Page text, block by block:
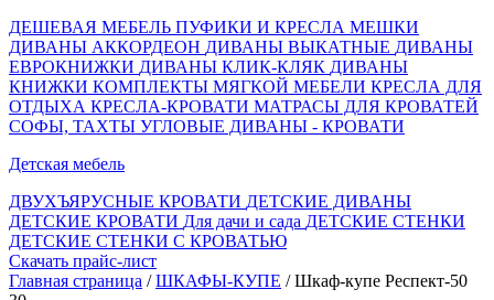
ДЕШЕВАЯ МЕБЕЛЬ ПУФИКИ И КРЕСЛА МЕШКИ
ДИВАНЫ АККОРДЕОН ДИВАНЫ ВЫКАТНЫЕ ДИВАНЫ
ЕВРОКНИЖКИ ДИВАНЫ КЛИК-КЛЯК ДИВАНЫ
КНИЖКИ КОМПЛЕКТЫ МЯГКОЙ МЕБЕЛИ КРЕСЛА ДЛЯ
ОТДЫХА КРЕСЛА-КРОВАТИ МАТРАСЫ ДЛЯ КРОВАТЕЙ
СОФЫ, ТАХТЫ УГЛОВЫЕ ДИВАНЫ - КРОВАТИ
Детская мебель
ДВУХЪЯРУСНЫЕ КРОВАТИ ДЕТСКИЕ ДИВАНЫ
ДЕТСКИЕ КРОВАТИ Для дачи и сада ДЕТСКИЕ СТЕНКИ
ДЕТСКИЕ СТЕНКИ С КРОВАТЬЮ
Скачать прайс-лист
Главная страница /ШКАФЫ-КУПЕ / Шкаф-купе Респект-50